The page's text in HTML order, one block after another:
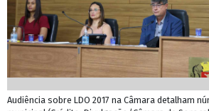
Audiência sobre LDO 2017 na Câmara detalham